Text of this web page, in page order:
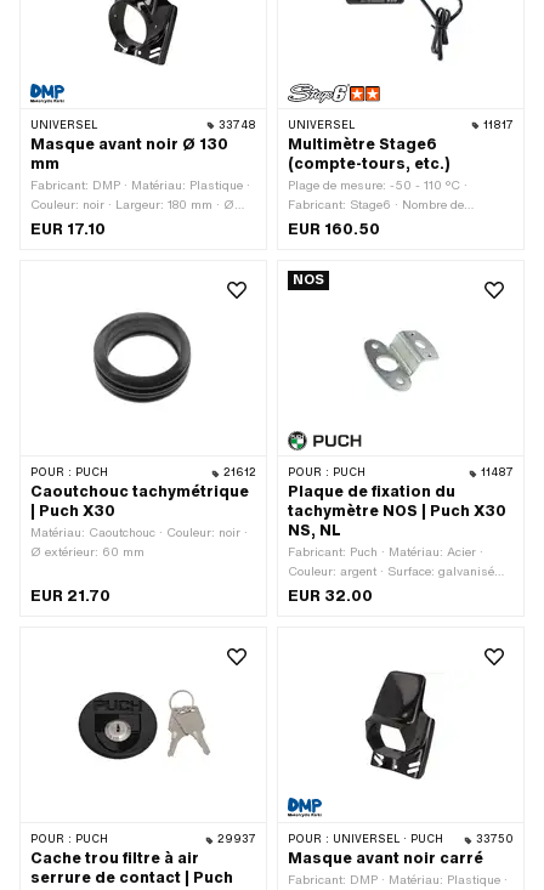
UNIVERSEL 33748
Masque avant noir Ø 130
mm
Fabricant: DMP · Matériau: Plastique ·
Couleur: noir · Largeur: 180 mm · Ø
intérieur: 130 mm · Hauteur: 300 mm ·
EUR 17.10
UNIVERSEL 11817
Multimètre Stage6
(compte-tours, etc.)
Plage de mesure: -50 - 110 °C ·
Fabricant: Stage6 · Nombre de
composants: 5 pcs · Champ
EUR 160.50
POUR : PUCH 21612
Caoutchouc tachymétrique
| Puch X30
Matériau: Caoutchouc · Couleur: noir ·
Ø extérieur: 60 mm
EUR 21.70
NOS
POUR : PUCH 11487
Plaque de fixation du
tachymètre NOS | Puch X30
NS, NL
Fabricant: Puch · Matériau: Acier ·
Couleur: argent · Surface: galvanisé
bleu
EUR 32.00
POUR : PUCH 29937
Cache trou filtre à air
serrure de contact | Puch
POUR : UNIVERSEL · PUCH 33750
Masque avant noir carré
Fabricant: DMP · Matériau: Plastique ·